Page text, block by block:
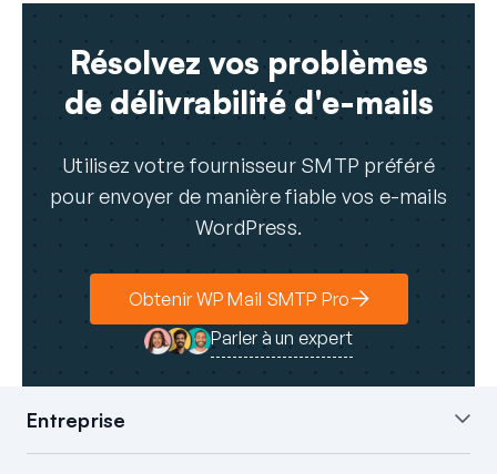
Résolvez vos problèmes
de délivrabilité d'e-mails
Utilisez votre fournisseur SMTP préféré
pour envoyer de manière fiable vos e-mails
WordPress.
Obtenir WP Mail SMTP Pro
Parler à un expert
Entreprise